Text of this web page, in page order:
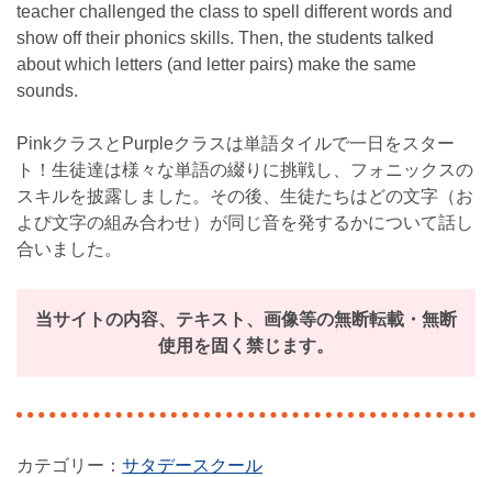
teacher challenged the class to spell different words and
show off their phonics skills. Then, the students talked
about which letters (and letter pairs) make the same
sounds.
PinkクラスとPurpleクラスは単語タイルで一日をスター
ト！生徒達は様々な単語の綴りに挑戦し、フォニックスの
スキルを披露しました。その後、生徒たちはどの文字（お
よび文字の組み合わせ）が同じ音を発するかについて話し
合いました。
当サイトの内容、テキスト、画像等の無断転載・無断
使用を固く禁じます。
サタデースクール